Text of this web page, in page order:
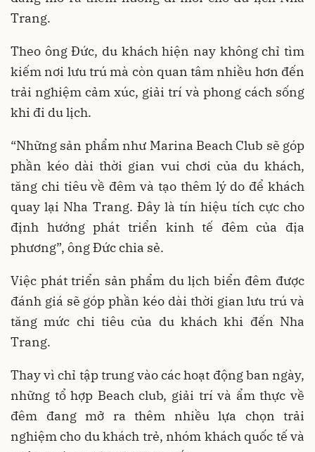
Trang.
Theo ông Đức, du khách hiện nay không chỉ tìm
kiếm nơi lưu trú mà còn quan tâm nhiều hơn đến
trải nghiệm cảm xúc, giải trí và phong cách sống
khi đi du lịch.
“Những sản phẩm như Marina Beach Club sẽ góp
phần kéo dài thời gian vui chơi của du khách,
tăng chi tiêu về đêm và tạo thêm lý do để khách
quay lại Nha Trang. Đây là tín hiệu tích cực cho
định hướng phát triển kinh tế đêm của địa
phương”, ông Đức chia sẻ.
Việc phát triển sản phẩm du lịch biển đêm được
đánh giá sẽ góp phần kéo dài thời gian lưu trú và
tăng mức chi tiêu của du khách khi đến Nha
Trang.
Thay vì chỉ tập trung vào các hoạt động ban ngày,
những tổ hợp Beach club, giải trí và ẩm thực về
đêm đang mở ra thêm nhiều lựa chọn trải
nghiệm cho du khách trẻ, nhóm khách quốc tế và